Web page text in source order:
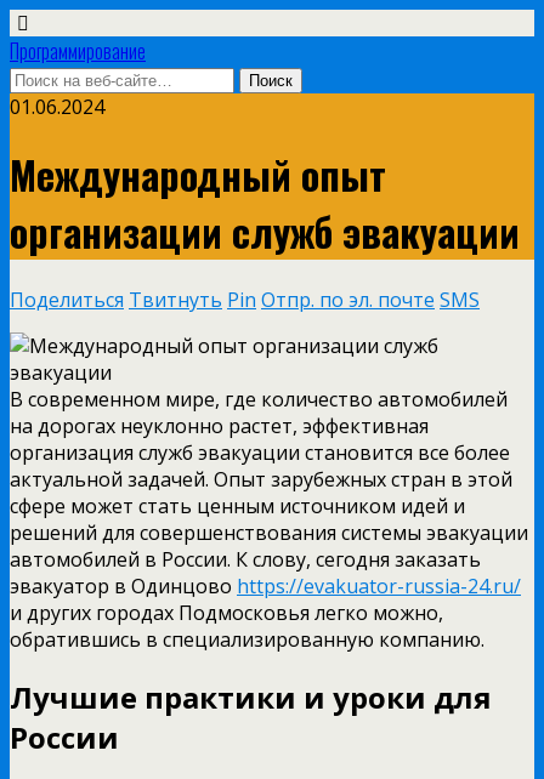
Программирование
01.06.2024
Международный опыт
организации служб эвакуации
Поделиться Твитнуть Pin Отпр. по эл. почте SMS
В современном мире, где количество автомобилей
на дорогах неуклонно растет, эффективная
организация служб эвакуации становится все более
актуальной задачей. Опыт зарубежных стран в этой
сфере может стать ценным источником идей и
решений для совершенствования системы эвакуации
автомобилей в России. К слову, сегодня заказать
эвакуатор в Одинцово https://evakuator-russia-24.ru/
и других городах Подмосковья легко можно,
обратившись в специализированную компанию.
Лучшие практики и уроки для
России